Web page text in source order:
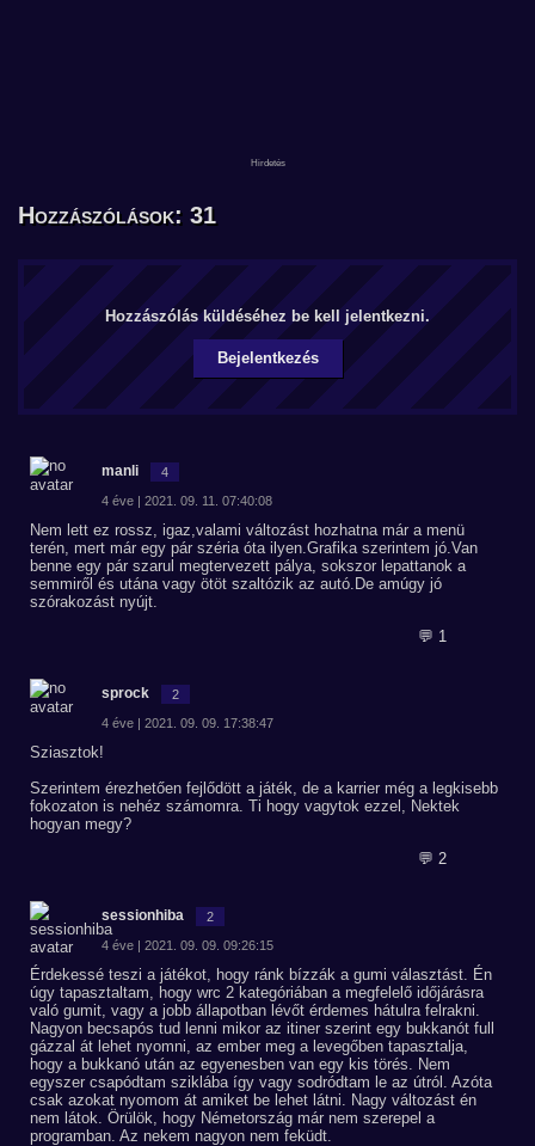
Hozzászólások: 31
Hozzászólás küldéséhez be kell jelentkezni.
Bejelentkezés
manli 4
4 éve | 2021. 09. 11. 07:40:08
Nem lett ez rossz, igaz,valami változást hozhatna már a menü
terén, mert már egy pár széria óta ilyen.Grafika szerintem jó.Van
benne egy pár szarul megtervezett pálya, sokszor lepattanok a
semmiről és utána vagy ötöt szaltózik az autó.De amúgy jó
szórakozást nyújt.
💬 1
sprock 2
4 éve | 2021. 09. 09. 17:38:47
Sziasztok!
Szerintem érezhetően fejlődött a játék, de a karrier még a legkisebb
fokozaton is nehéz számomra. Ti hogy vagytok ezzel, Nektek
hogyan megy?
💬 2
sessionhiba 2
4 éve | 2021. 09. 09. 09:26:15
Érdekessé teszi a játékot, hogy ránk bízzák a gumi választást. Én
úgy tapasztaltam, hogy wrc 2 kategóriában a megfelelő időjárásra
való gumit, vagy a jobb állapotban lévőt érdemes hátulra felrakni.
Nagyon becsapós tud lenni mikor az itiner szerint egy bukkanót full
gázzal át lehet nyomni, az ember meg a levegőben tapasztalja,
hogy a bukkanó után az egyenesben van egy kis törés. Nem
egyszer csapódtam sziklába így vagy sodródtam le az útról. Azóta
csak azokat nyomom át amiket be lehet látni. Nagy változást én
nem látok. Örülök, hogy Németország már nem szerepel a
programban. Az nekem nagyon nem feküdt.